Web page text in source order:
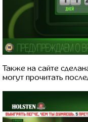
Также на сайте
могут прочитать